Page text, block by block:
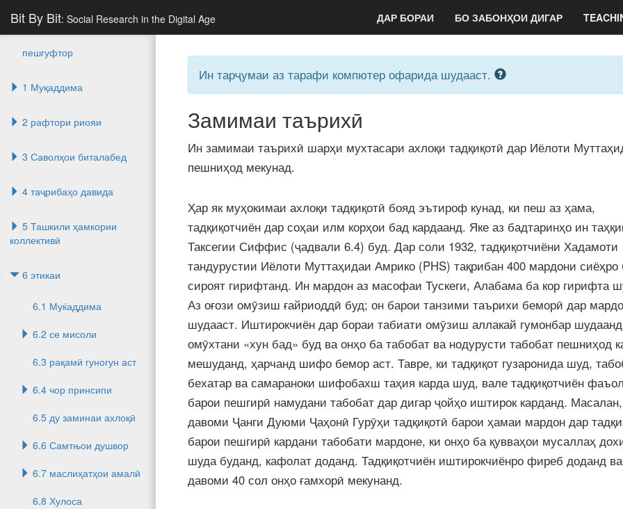
Bit By Bit: Social Research in the Digital Age ДАР БОРАИ БО ЗАБОНҲОИ ДИГАР
пешгуфтор
1 Муқаддима
2 рафтори риояи
3 Саволҳои биталабед
4 таҷрибаҳо давида
5 Ташкили ҳамкории
коллективӣ
6 этикаи
6.1 Муќаддима
6.2 се мисоли
6.3 рақамӣ гуногун аст
6.4 чор принсипи
6.5 ду заминаи ахлоқӣ
6.6 Самтњои душвор
6.7 маслиҳатҳои амалӣ
6.8 Хулоса
Ин тарҷумаи аз тарафи компютер офарида шудааст.
Замимаи таърихӣ
Ин замимаи таърихӣ шарҳи мухтасари ахлоқи тадқиқотӣ дар Иёлоти
пешниҳод мекунад.
Ҳар як муҳокимаи ахлоқи тадқиқотӣ бояд эътироф кунад, ки пеш аз ҳама,
тадқиқотчиён дар соҳаи илм корҳои бад кардаанд. Яке аз бадтаринҳо ин
Таксегии Сиффис (ҷадвали 6.4) буд. Дар соли 1932, тадқиқотчиёни Хадамоти
тандурустии Иёлоти Муттаҳидаи Амрико (PHS) тақрибан 400 мардони сиёҳро
сироят гирифтанд. Ин мардон аз масофаи Тускеги, Алабама ба кор гирифта
Аз оғози омӯзиш ғайриоддӣ буд; он барои танзими таърихи беморӣ дар
шудааст. Иштирокчиён дар бораи табиати омӯзиш аллакай гумонбар
омӯхтани «хун бад» буд ва онҳо ба табобат ва нодурусти табобат пешниҳод
мешуданд, ҳарчанд шифо бемор аст. Тавре, ки тадқиқот гузаронида шуд,
бехатар ва самараноки шифобахш таҳия карда шуд, вале тадқиқотчиён
барои пешгирӣ намудани табобат дар дигар ҷойҳо иштирок карданд.
давоми Ҷанги Дуюми Ҷаҳонӣ Гурӯҳи тадқиқотӣ барои ҳамаи мардон дар
барои пешгирӣ кардани табобати мардоне, ки онҳо ба қувваҳои мусаллаҳ
шуда буданд, кафолат доданд. Тадқиқотчиён иштирокчиёнро фиреб доданд
давоми 40 сол онҳо ғамхорӣ мекунанд.